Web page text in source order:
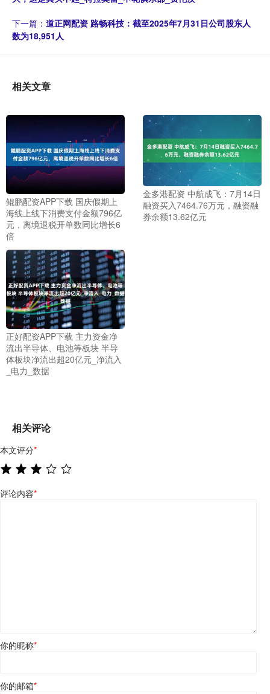
下一篇： 道正网配资 路畅科技：截至2025年7月31日公司股东人
数为18,951人
相关文章
鲲鹏配资APP下载 国庆假期上
海线上线下消费支付金额796亿
元，离境退税开单数同比增长6
倍
金多港配资 中航成飞：7月14日
融资买入7464.76万元，融资融
券余额13.62亿元
正好配资APP下载 主力资金净
流出半导体、电池等板块 半导
体板块净流出超20亿元_净流入
_电力_数据
相关评论
本文评分*
评论内容*
你的昵称*
你的邮箱*